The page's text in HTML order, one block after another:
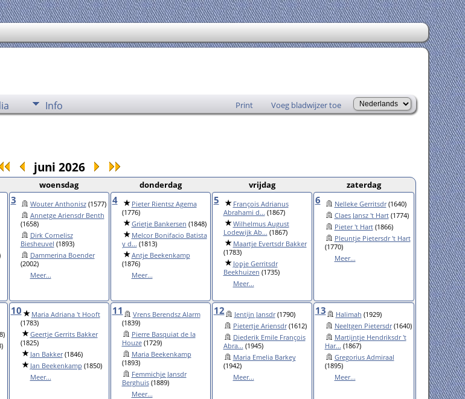
Info Print Voeg bladwijzer toe
juni 2026
woensdag donderdag vrijdag zaterdag
3 Wouter Anthonisz(1577)
Annetge Ariensdr Benth
(1658)
Dirk Cornelisz
Biesheuvel (1893)
Dammerina Boender
(2002)
Meer...
4
Pieter Rientsz Agema
(1776)
Grietje Bankersen (1848)
Melcor Bonifacio Batista
y d... (1813)
Antje Beekenkamp
(1876)
Meer...
5
François Adrianus
Abrahami d... (1867)
Wilhelmus August
Lodewijk Ab... (1867)
Maartje Evertsdr Bakker
(1783)
Jopje Gerritsdr
Beekhuizen (1735)
Meer...
6 Nelleke Gerritsdr(1640)
Claes Jansz 't Hart(1774)
Pieter 't Hart(1866)
Pleuntje Pietersdr 't Hart
(1770)
Meer...
10
Maria Adriana 't Hooft
(1783)
Geertje Gerrits Bakker
(1825)
Jan Bakker(1846)
Jan Beekenkamp (1850)
Meer...
11
Vrens Berendsz Alarm
(1839)
Pierre Basquiat de la
Houze(1729)
Maria Beekenkamp
(1893)
Femmichje Jansdr
Berghuis(1889)
Meer...
12 Jentijn Jansdr(1790)
Pietertje Ariensdr(1612)
Diederik Emile François
Abra... (1945)
Maria Emelia Barkey
(1942)
Meer...
13 Halimah (1929)
Neeltgen Pietersdr(1640)
Martijntje Hendriksdr 't
Har... (1867)
Gregorius Admiraal
(1895)
Meer...